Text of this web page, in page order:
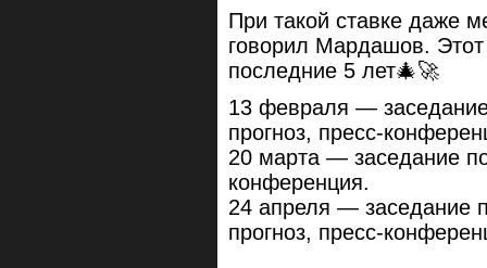
При такой ставке даже
говорил Мардашов. Этот
последние 5 лет🎄🚀
13 февраля —
прогноз, пресс-
20 марта — заседание
конференция.
24 апреля — заседание
прогноз, пресс-